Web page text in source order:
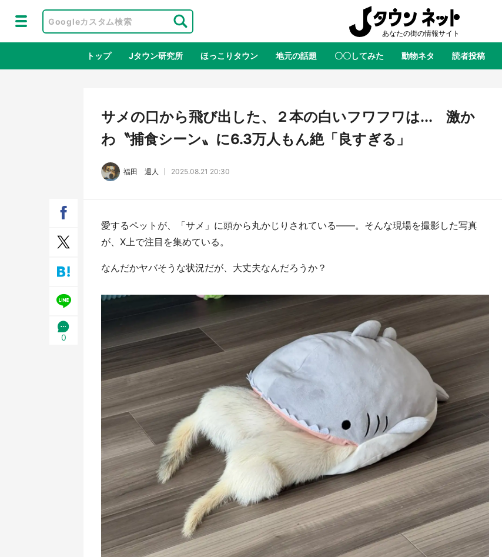
全国 全国
東北 青森 岩手 宮城
関東
中国 鳥取 島根 岡山
トップ Jタウン研究所 ほっこりタウン 地元の話題 〇〇してみた 動物ネタ 読者投稿
地域×二次元 絶景 あの時はありがとう 物語がはじまる町へ
ラプラス・ダークネスが栃木県を征
服！？ 県公式プロモ動画で「聖地」
／1～10／26】
サメの口から飛び出した、２本の白いフワフワは... 激か
わ〝捕食シーン〟に6.3万人もん絶「良すぎる」
福田 週人 2025.08.21 20:30
0
愛するペットが、「サメ」に頭から丸かじりされている――。そんな現場を撮影した写真
が、X上で注目を集めている。
なんだかヤバそうな状況だが、大丈夫なんだろうか？